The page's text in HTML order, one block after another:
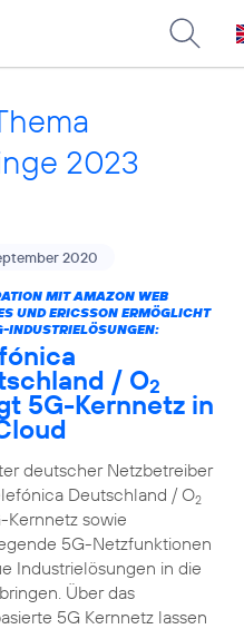
2023
2020
MIT AMAZON WEB
UND ERICSSON ERMÖGLICHT
INDUSTRIELÖSUNGEN:
/ O2
5G-Kernnetz in
deutscher Netzbetreiber
Deutschland / O2
Kernnetz sowie
5G-Netzfunktionen
Industrielösungen in die
Über das
5G Kernnetz lassen